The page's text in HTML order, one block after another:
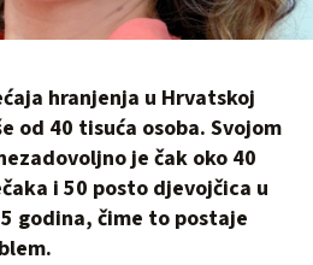
hranjenja u Hrvatskoj
od 40 tisuća osoba. Svojom
je čak oko 40
i 50 posto djevojčica u
godina, čime to postaje